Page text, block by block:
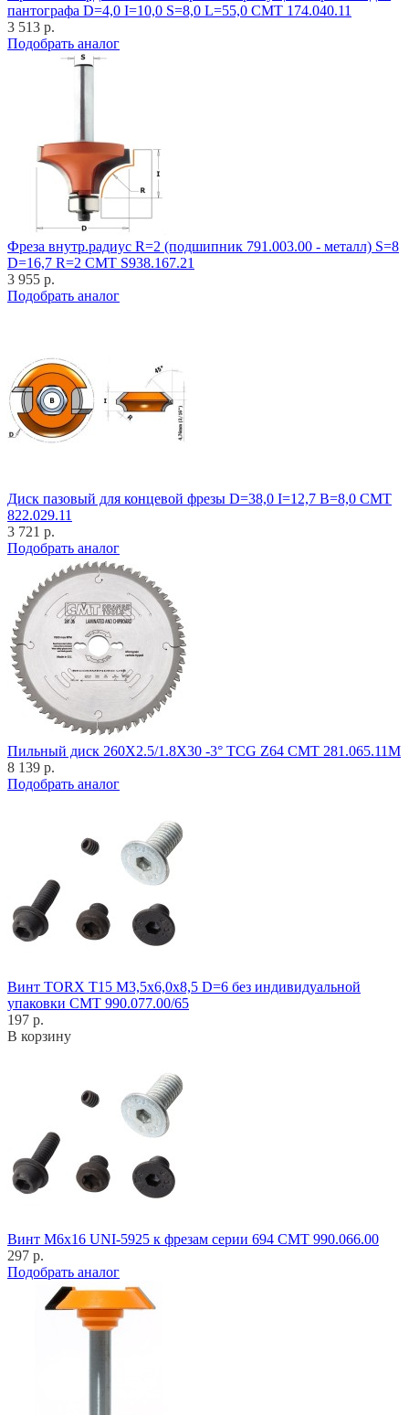
пантографа D=4,0 I=10,0 S=8,0 L=55,0 CMT 174.040.11
3 513 р.
Подобрать аналог
Фреза внутр.радиус R=2 (подшипник 791.003.00 - металл) S=8
D=16,7 R=2 CMT S938.167.21
3 955 р.
Подобрать аналог
Диск пазовый для концевой фрезы D=38,0 I=12,7 B=8,0 CMT
822.029.11
3 721 р.
Подобрать аналог
Пильный диск 260X2.5/1.8X30 -3° TCG Z64 CMT 281.065.11M
8 139 р.
Подобрать аналог
Винт TORX T15 M3,5x6,0x8,5 D=6 без индивидуальной
упаковки CMT 990.077.00/65
197 р.
В корзину
Винт M6x16 UNI-5925 к фрезам серии 694 CMT 990.066.00
297 р.
Подобрать аналог